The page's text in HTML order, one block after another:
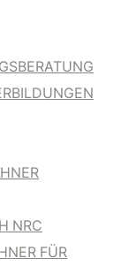
NRC
FÜR